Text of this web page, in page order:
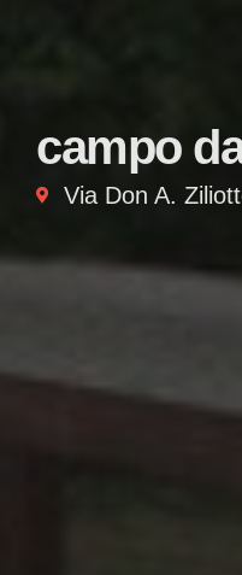
campo
Via Don A.